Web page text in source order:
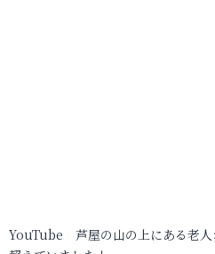
YouTube 芦屋の山の上にある老人